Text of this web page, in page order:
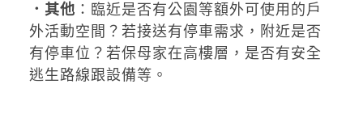
．其他 ：臨近是否有公園等額外可使用的戶
外活動空間？若接送有停車需求，附近是否
有停車位？若保母家在高樓層，是否有安全
逃生路線跟設備等。